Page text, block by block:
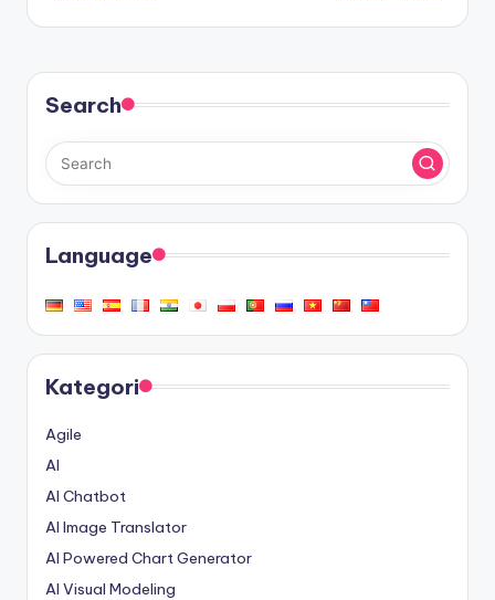
Search
Language
Kategori
Agile
AI
AI Chatbot
AI Image Translator
AI Powered Chart Generator
AI Visual Modeling